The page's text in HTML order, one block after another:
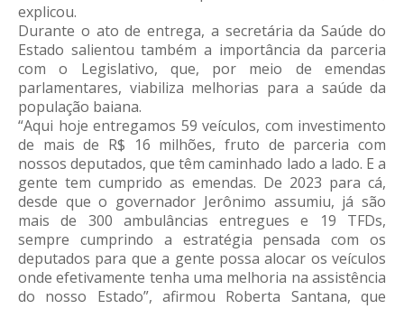
explicou.
Durante o ato de entrega, a secretária da Saúde do
Estado salientou também a importância da parceria
com o Legislativo, que, por meio de emendas
parlamentares, viabiliza melhorias para a saúde da
população baiana.
“Aqui hoje entregamos 59 veículos, com investimento
de mais de R$ 16 milhões, fruto de parceria com
nossos deputados, que têm caminhado lado a lado. E a
gente tem cumprido as emendas. De 2023 para cá,
desde que o governador Jerônimo assumiu, já são
mais de 300 ambulâncias entregues e 19 TFDs,
sempre cumprindo a estratégia pensada com os
deputados para que a gente possa alocar os veículos
onde efetivamente tenha uma melhoria na assistência
do nosso Estado”, afirmou Roberta Santana, que